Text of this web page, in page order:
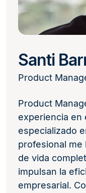
Santi
Product
Product
experiencia en
especializado
profesional me
de vida
impulsan la
empresarial.